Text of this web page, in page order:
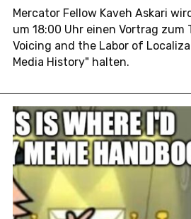
Mer­ca­tor Fellow Kaveh Askari
um 18:00 Uhr einen Vor­trag zum
Voi­cing and the Labor of
Media His­to­ry" halten.